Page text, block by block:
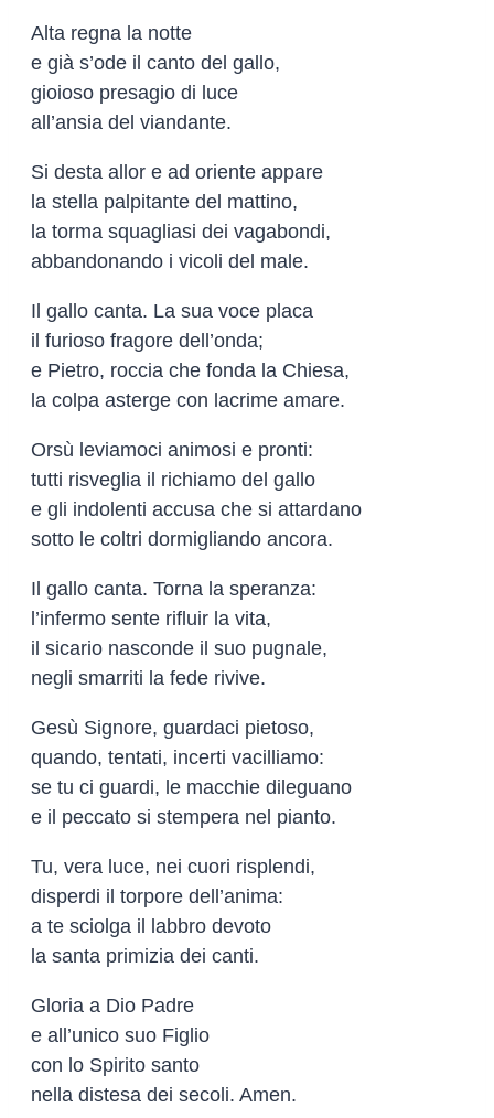
Alta regna la notte
e già s’ode il canto del gallo,
gioioso presagio di luce
all’ansia del viandante.
Si desta allor e ad oriente appare
la stella palpitante del mattino,
la torma squagliasi dei vagabondi,
abbandonando i vicoli del male.
Il gallo canta. La sua voce placa
il furioso fragore dell’onda;
e Pietro, roccia che fonda la Chiesa,
la colpa asterge con lacrime amare.
Orsù leviamoci animosi e pronti:
tutti risveglia il richiamo del gallo
e gli indolenti accusa che si attardano
sotto le coltri dormigliando ancora.
Il gallo canta. Torna la speranza:
l’infermo sente rifluir la vita,
il sicario nasconde il suo pugnale,
negli smarriti la fede rivive.
Gesù Signore, guardaci pietoso,
quando, tentati, incerti vacilliamo:
se tu ci guardi, le macchie dileguano
e il peccato si stempera nel pianto.
Tu, vera luce, nei cuori risplendi,
disperdi il torpore dell’anima:
a te sciolga il labbro devoto
la santa primizia dei canti.
Gloria a Dio Padre
e all’unico suo Figlio
con lo Spirito santo
nella distesa dei secoli. Amen.